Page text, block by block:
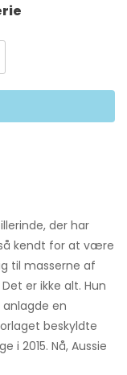
der har
kendt for at være
til masserne af
er ikke alt. Hun
en
beskyldte
i 2015. Nå, Aussie